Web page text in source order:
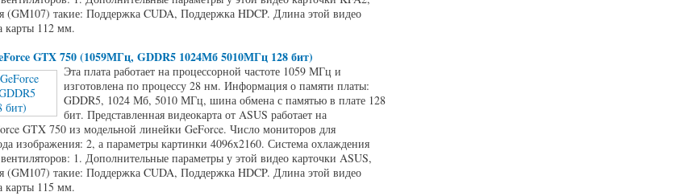
такие: Поддержка CUDA, Поддержка HDCP. Длина этой видео
карты 112 мм.
GTX 750 (1059МГц, GDDR5 1024Мб 5010МГц 128 бит)
Эта плата работает на процессорной частоте 1059 МГц и
изготовлена по процессу 28 нм. Информация о памяти платы:
GDDR5, 1024 Мб, 5010 МГц, шина обмена с памятью в плате 128
бит. Представленная видеокарта от ASUS работает на
GTX 750 из модельной линейки GeForce. Число мониторов для
изображения: 2, а параметры картинки 4096x2160. Система охлаждения
1. Дополнительные параметры у этой видео карточки ASUS,
такие: Поддержка CUDA, Поддержка HDCP. Длина этой видео
карты 115 мм.